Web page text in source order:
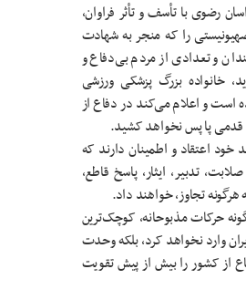
رضوی با تأسف و تأثر فراوان،
را که منجر به شهادت
و تعدادی از مردم بی‌دفاع و
خانواده بزرگ پزشکی ورزشی
است و اعلام می‌کند در دفاع از
قدمی پا پس نخواهد کشید.
خود اعتقاد و اطمینان دارند که
تدبیر، ایثار، پاسخ قاطع،
تجاوز، خواهند داد.
حرکات مذبوحانه، کوچک‌ترین
وارد نخواهد کرد، بلکه وحدت
از کشور را بیش از پیش تقویت